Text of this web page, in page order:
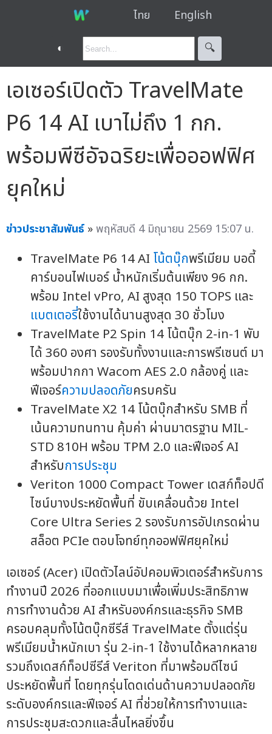
ไทย English
◐ 🔍︎
เอเซอร์เปิดตัว TravelMate
P6 14 AI เบาไม่ถึง 1 กก.
พร้อมพีซีอัจฉริยะเพื่อออฟฟิศ
ยุคใหม่
ข่าวประชาสัมพันธ์ »พฤหัสบดี 4 มิถุนายน 2569 15:07 น.
TravelMate P6 14 AI โน้ตบุ๊กพรีเมียม บอดี้
คาร์บอนไฟเบอร์ น้ำหนักเริ่มต้นเพียง 96 กก.
พร้อม Intel vPro, AI สูงสุด 150 TOPS และ
แบตเตอรี่ใช้งานได้นานสูงสุด 30 ชั่วโมง
TravelMate P2 Spin 14 โน้ตบุ๊ก 2-in-1 พับ
ได้ 360 องศา รองรับทั้งงานและการพรีเซนต์ มา
พร้อมปากกา Wacom AES 2.0 กล้องคู่ และ
ฟีเจอร์ความปลอดภัยครบครัน
TravelMate X2 14 โน้ตบุ๊กสำหรับ SMB ที่
เน้นความทนทาน คุ้มค่า ผ่านมาตรฐาน MIL-
STD 810H พร้อม TPM 2.0 และฟีเจอร์ AI
สำหรับการประชุม
Veriton 1000 Compact Tower เดสก์ท็อปดี
ไซน์บางประหยัดพื้นที่ ขับเคลื่อนด้วย Intel
Core Ultra Series 2 รองรับการอัปเกรดผ่าน
สล็อต PCIe ตอบโจทย์ทุกออฟฟิศยุคใหม่
เอเซอร์ (Acer) เปิดตัวไลน์อัปคอมพิวเตอร์สำหรับการ
ทำงานปี 2026 ที่ออกแบบมาเพื่อเพิ่มประสิทธิภาพ
การทำงานด้วย AI สำหรับองค์กรและธุรกิจ SMB
ครอบคลุมทั้งโน้ตบุ๊กซีรีส์ TravelMate ตั้งแต่รุ่น
พรีเมียมน้ำหนักเบา รุ่น 2-in-1 ใช้งานได้หลากหลาย
รวมถึงเดสก์ท็อปซีรีส์ Veriton ที่มาพร้อมดีไซน์
ประหยัดพื้นที่ โดยทุกรุ่นโดดเด่นด้านความปลอดภัย
ระดับองค์กรและฟีเจอร์ AI ที่ช่วยให้การทำงานและ
การประชุมสะดวกและลื่นไหลยิ่งขึ้น